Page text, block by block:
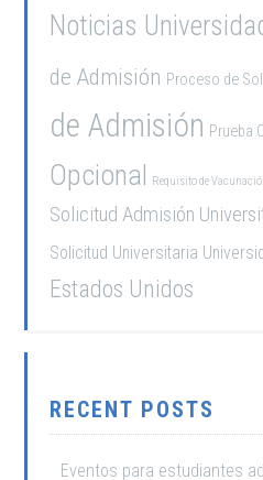
Noticias
de Admisión Proceso de
de Admisión Prueba
Opcional Requisito de
Solicitud Admisión
Solicitud Universitaria
Estados Unidos
RECENT POSTS
Eventos para estudiantes